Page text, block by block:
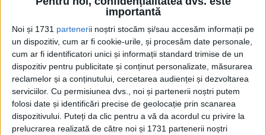
importantă
Noi și 1731 partenerii noștri stocăm și/sau accesăm informații pe
un dispozitiv, cum ar fi cookie-urile, și procesăm date personale,
cum ar fi identificatori unici și informații standard trimise de un
dispozitiv pentru publicitate și conținut personalizate, măsurarea
reclamelor și a conținutului, cercetarea audienței și dezvoltarea
serviciilor. Cu permisiunea dvs., noi și partenerii noștri putem
folosi date și identificări precise de geolocație prin scanarea
dispozitivului. Puteți da clic pentru a vă da acordul cu privire la
prelucrarea realizată de către noi și 1731 partenerii noștri